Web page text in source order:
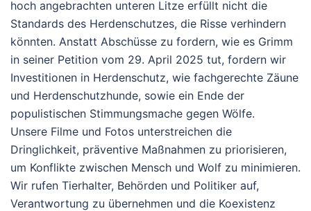
hoch angebrachten unteren Litze erfüllt nicht die
Standards des Herdenschutzes, die Risse verhindern
könnten. Anstatt Abschüsse zu fordern, wie es Grimm
in seiner Petition vom 29. April 2025 tut, fordern wir
Investitionen in Herdenschutz, wie fachgerechte Zäune
und Herdenschutzhunde, sowie ein Ende der
populistischen Stimmungsmache gegen Wölfe.
Unsere Filme und Fotos unterstreichen die
Dringlichkeit, präventive Maßnahmen zu priorisieren,
um Konflikte zwischen Mensch und Wolf zu minimieren.
Wir rufen Tierhalter, Behörden und Politiker auf,
Verantwortung zu übernehmen und die Koexistenz